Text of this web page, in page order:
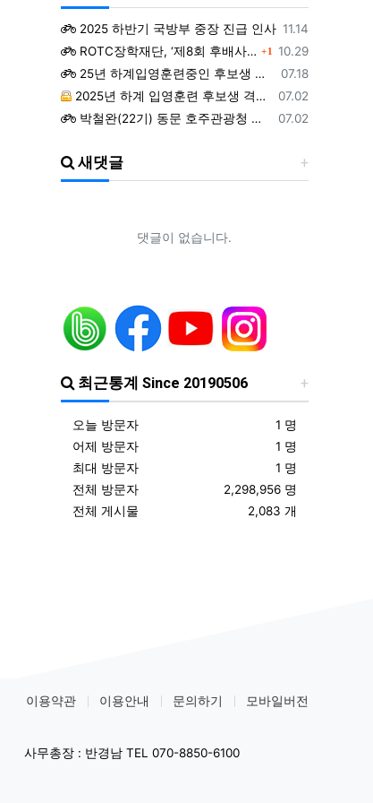
등록일
11.14
2025 하반기 국방부 중장 진급 인사
등록일
10.29
ROTC장학재단, ‘제8회 후배사랑 골프대회’ 열어.. 장학기금 3억 7,620만원 조성 1
등록일
07.18
25년 하계입영훈련중인 후보생 위문 후기
등록일
07.02
2025년 하계 입영훈련 후보생 격려방문 안내 - 7월9일(수)
등록일
07.02
박철완(22기) 동문 호주관광청 주관 - 호주 추억전에 한국화 최초 초청 전시회
등록일
05.02
ROTC 육성 및 지원 특별법 공청회
등록일
01.22
예능프로그램 ‘강철부대’ 여군편인 ‘강철부대W’에 ROTC 동문 4인이 출연
장군 진급을 축하드립니다. 소장 박민영(31기/정보), 준장 서필석(34기/공병).황주봉(36기/보병).김희찬(36기/기갑)
새댓글
댓글이 없습니다.
최근통계 Since 20190506
오늘 방문자
1 명
어제 방문자
1 명
최대 방문자
1 명
전체 방문자
2,298,956 명
전체 게시물
2,083 개
이용약관 이용안내 문의하기 모바일버전
사무총장 : 반경남 TEL 070-8850-6100